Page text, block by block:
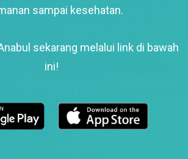
sampai kesehatan.
sekarang melalui link di bawah
ini!